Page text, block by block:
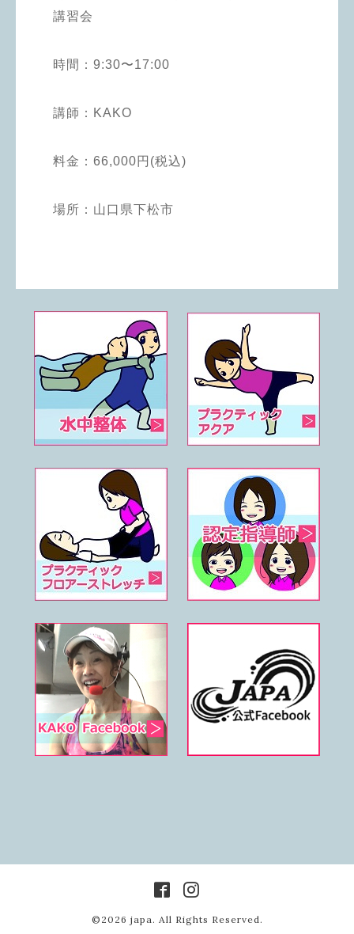
講習会
時間：9:30〜17:00
講師： KAKO
料金：66,000円(税込)
場所： 山口県下松市
©2026 japa . All Rights Reserved.